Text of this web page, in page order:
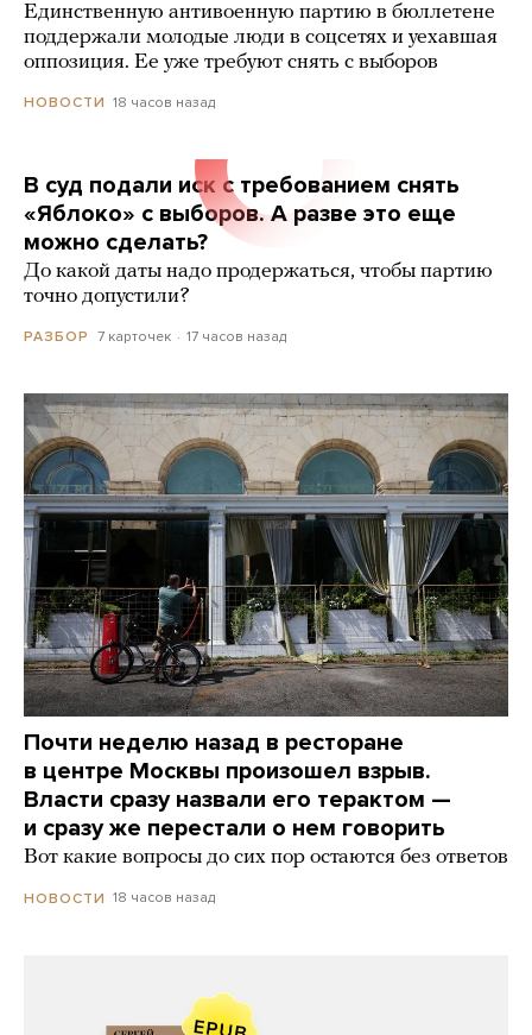
Единственную антивоенную партию в бюллетене
поддержали молодые люди в соцсетях и уехавшая
оппозиция. Ее уже требуют снять с выборов
НОВОСТИ 18 часов назад
В суд подали иск с требованием снять
«Яблоко» с выборов. А разве это еще
можно сделать?
До какой даты надо продержаться, чтобы партию
точно допустили?
РАЗБОР 7 карточек 17 часов назад
Почти неделю назад в ресторане
в центре Москвы произошел взрыв.
Власти сразу назвали его терактом —
и сразу же перестали о нем говорить
Вот какие вопросы до сих пор остаются без ответов
НОВОСТИ 18 часов назад